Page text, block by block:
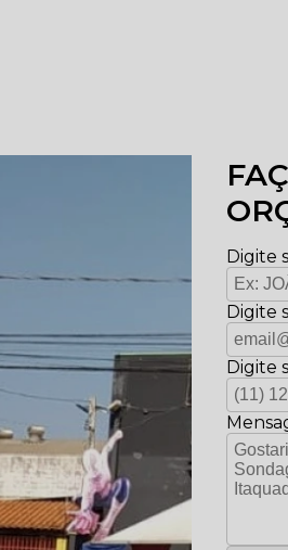
Digite
Digite
Digite